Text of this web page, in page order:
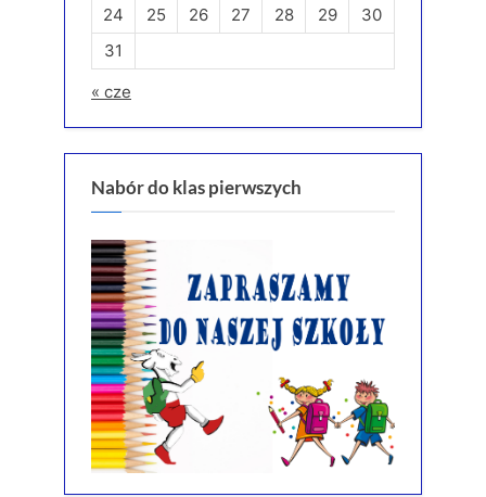
24
25 26 27 28 29
30
31
« cze
Nabór do klas pierwszych